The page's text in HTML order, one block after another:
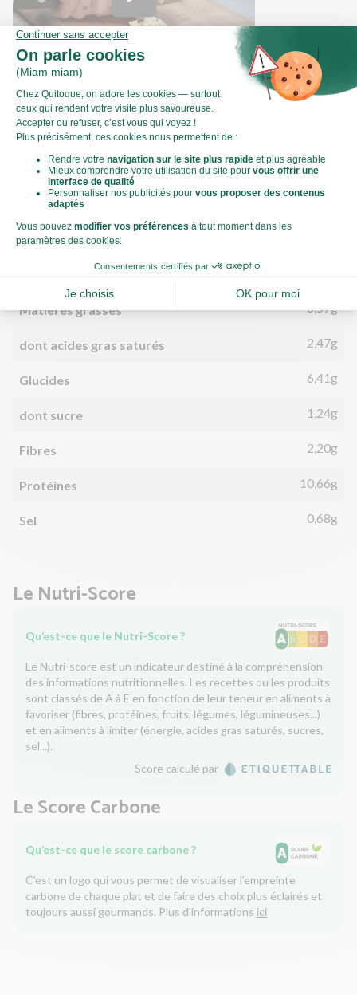
Comment préparer du gingembre ?
Valeurs nutritionnelles
Par personne Pour 100g
Énergie (kJ)
Énergie (kCal)
Matières grasses 6,57g
dont acides gras saturés 2,47g
Glucides 6,41g
dont sucre 1,24g
Fibres 2,20g
Protéines 10,66g
Sel 0,68g
Le Nutri-Score
Qu’est-ce que le Nutri-Score ?
Le Nutri-score est un indicateur destiné à la compréhension
des informations nutritionnelles. Les recettes ou les produits
sont classés de A à E en fonction de leur teneur en aliments à
favoriser (fibres, protéines, fruits, légumes, légumineuses...)
et en aliments à limiter (énergie, acides gras saturés, sucres,
sel...).
Score calculé par
Le Score Carbone
Qu’est-ce que le score carbone ?
C'est un logo qui vous permet de visualiser l’empreinte
carbone de chaque plat et de faire des choix plus éclairés et
toujours aussi gourmands. Plus d'informations ici